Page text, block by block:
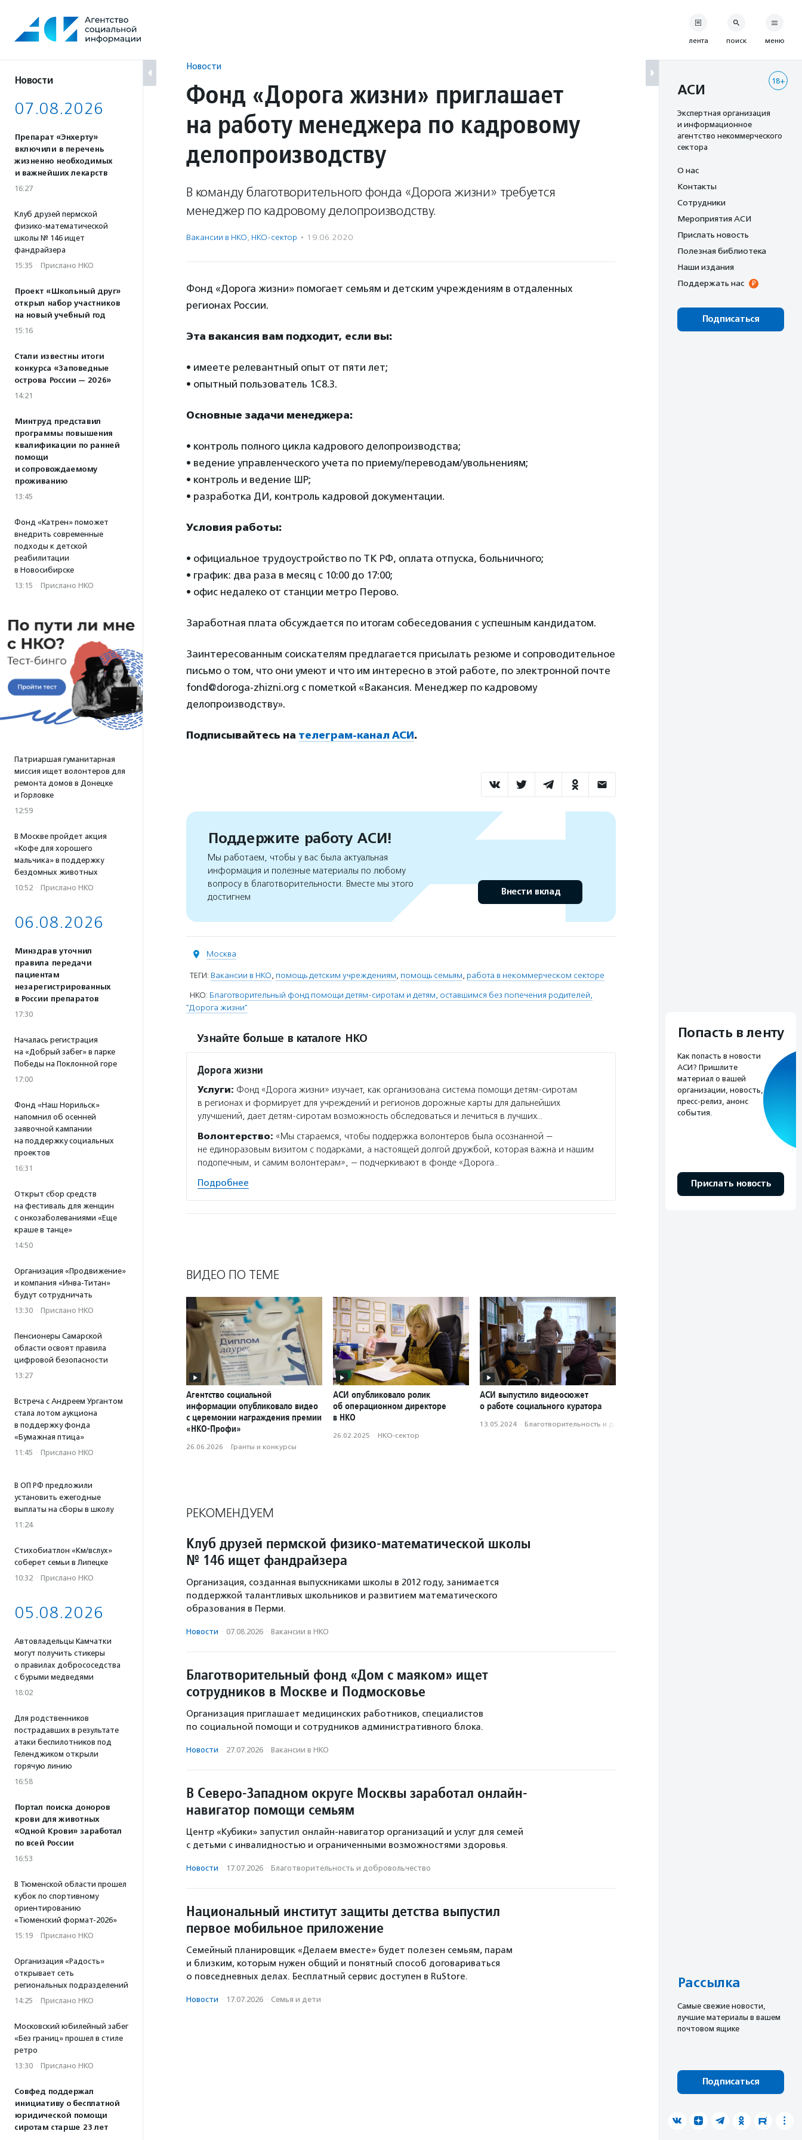
содержанию
Новости
07.08.2026
Препарат «Энхерту»
включили в перечень
жизненно необходимых
и важнейших лекарств
16:27
Клуб друзей пермской
физико-математической
школы № 146 ищет
фандрайзера
15:35 · Прислано НКО
Проект «Школьный друг»
открыл набор участников
на новый учебный год
15:16
Стали известны итоги
конкурса «Заповедные
острова России — 2026»
14:21
Минтруд представил
программы повышения
квалификации по ранней
помощи
и сопровождаемому
проживанию
13:45
Фонд «Катрен» поможет
внедрить современные
подходы к детской
реабилитации
в Новосибирске
13:15 · Прислано НКО
Патриаршая гуманитарная
миссия ищет волонтеров для
ремонта домов в Донецке
и Горловке
12:59
В Москве пройдет акция
«Кофе для хорошего
мальчика» в поддержку
бездомных животных
10:52 · Прислано НКО
06.08.2026
Минздрав уточнил
правила передачи
пациентам
незарегистрированных
в России препаратов
17:30
Началась регистрация
на «Добрый забег» в парке
Победы на Поклонной горе
17:00
Фонд «Наш Норильск»
напомнил об осенней
заявочной кампании
на поддержку социальных
проектов
16:31
Открыт сбор средств
на фестиваль для женщин
с онкозаболеваниями «Еще
краше в танце»
14:50
Организация «Продвижение»
и компания «Инва-Титан»
будут сотрудничать
13:30 · Прислано НКО
Пенсионеры Самарской
области освоят правила
цифровой безопасности
13:27
Встреча с Андреем Ургантом
стала лотом аукциона
в поддержку фонда
«Бумажная птица»
11:45 · Прислано НКО
В ОП РФ предложили
установить ежегодные
выплаты на сборы в школу
11:24
Стихобиатлон «Км/вслух»
соберет семьи в Липецке
10:32 · Прислано НКО
05.08.2026
Автовладельцы Камчатки
могут получить стикеры
о правилах добрососедства
с бурыми медведями
18:02
Для родственников
пострадавших в результате
атаки беспилотников под
Геленджиком открыли
горячую линию
16:58
Портал поиска доноров
крови для животных
«Одной Крови» заработал
по всей России
16:53
В Тюменской области прошел
кубок по спортивному
ориентированию
«Тюменский формат-2026»
15:19 · Прислано НКО
Организация «Радость»
открывает сеть
региональных подразделений
14:25 · Прислано НКО
Московский юбилейный забег
«Без границ» прошел в стиле
ретро
13:30 · Прислано НКО
Совфед поддержал
инициативу о бесплатной
юридической помощи
сиротам старше 23 лет
Новости
Фонд «Дорога жизни» приглашает
на работу менеджера по кадровому
делопроизводству
В команду благотворительного фонда «Дорога жизни» требуется
менеджер по кадровому делопроизводству.
Вакансии в НКО, НКО-сектор · 19.06.2020
Фонд «Дорога жизни» помогает семьям и детским учреждениям в отдаленных
регионах России.
Эта вакансия вам подходит, если вы:
• имеете релевантный опыт от пяти лет;
• опытный пользователь 1С8.3.
Основные задачи менеджера:
• контроль полного цикла кадрового делопроизводства;
• ведение управленческого учета по приему/переводам/увольнениям;
• контроль и ведение ШР;
• разработка ДИ, контроль кадровой документации.
Условия работы:
• официальное трудоустройство по ТК РФ, оплата отпуска, больничного;
• график: два раза в месяц с 10:00 до 17:00;
• офис недалеко от станции метро Перово.
Заработная плата обсуждается по итогам собеседования с успешным кандидатом.
Заинтересованным соискателям предлагается присылать резюме и сопроводительное
письмо о том, что они умеют и что им интересно в этой работе, по электронной почте
fond@doroga-zhizni.org с пометкой «Вакансия. Менеджер по кадровому
делопроизводству».
Подписывайтесь на телеграм-канал АСИ.
Поддержите работу АСИ!
Мы работаем, чтобы у вас была актуальная
информация и полезные материалы по любому
вопросу в благотворительности. Вместе мы этого
достигнем
Внести вклад
Москва
ТЕГИ: Вакансии в НКО, помощь детским учреждениям, помощь семьям, работа в некоммерческом секторе
НКО: Благотворительный фонд помощи детям-сиротам и детям, оставшимся без попечения родителей,
"Дорога жизни"
Узнайте больше в каталоге НКО
Дорога жизни
Услуги: Фонд «Дорога жизни» изучает, как организована система помощи детям-сиротам
в регионах и формирует для учреждений и регионов дорожные карты для дальнейших
улучшений, дает детям-сиротам возможность обследоваться и лечиться в лучших…
Волонтерство: «Мы стараемся, чтобы поддержка волонтеров была осознанной —
не единоразовым визитом с подарками, а настоящей долгой дружбой, которая важна и нашим
подопечным, и самим волонтерам», — подчеркивают в фонде «Дорога…
Подробнее
ВИДЕО ПО ТЕМЕ
Агентство социальной
информации опубликовало видео
с церемонии награждения премии
«НКО-Профи»
26.06.2026 · Гранты и конкурсы
АСИ опубликовало ролик
об операционном директоре
в НКО
26.02.2025 · НКО-сектор
АСИ выпустило видеосюжет
о работе социального куратора
13.05.2024 · Благотвори­тель­ность и доброволь­чест­во
РЕКОМЕНДУЕМ
Клуб друзей пермской физико-математической школы
№ 146 ищет фандрайзера
Организация, созданная выпускниками школы в 2012 году, занимается
поддержкой талантливых школьников и развитием математического
образования в Перми.
Новости · 07.08.2026 · Вакансии в НКО
Благотворительный фонд «Дом с маяком» ищет
сотрудников в Москве и Подмосковье
Организация приглашает медицинских работников, специалистов
по социальной помощи и сотрудников административного блока.
Новости · 27.07.2026 · Вакансии в НКО
В Северо-Западном округе Москвы заработал онлайн-
навигатор помощи семьям
Центр «Кубики» запустил онлайн-навигатор организаций и услуг для семей
с детьми с инвалидностью и ограниченными возможностями здоровья.
Новости · 17.07.2026 · Благотвори­тель­ность и доброволь­чест­во
Национальный институт защиты детства выпустил
первое мобильное приложение
Семейный планировщик «Делаем вместе» будет полезен семьям, парам
и близким, которым нужен общий и понятный способ договариваться
о повседневных делах. Бесплатный сервис доступен в RuStore.
Новости · 17.07.2026 · Семья и дети
лента поиск меню
18+
АСИ
Экспертная организация
и информационное
агентство некоммерческого
сектора
О нас
Контакты
Сотрудники
Мероприятия АСИ
Прислать новость
Полезная библиотека
Наши издания
Поддержать нас
Подписаться
Попасть в ленту
Как попасть в новости
АСИ? Пришлите
материал о вашей
организации, новость,
пресс-релиз, анонс
события.
Прислать новость
Рассылка
Cамые свежие новости,
лучшие материалы в вашем
почтовом ящике
Подписаться